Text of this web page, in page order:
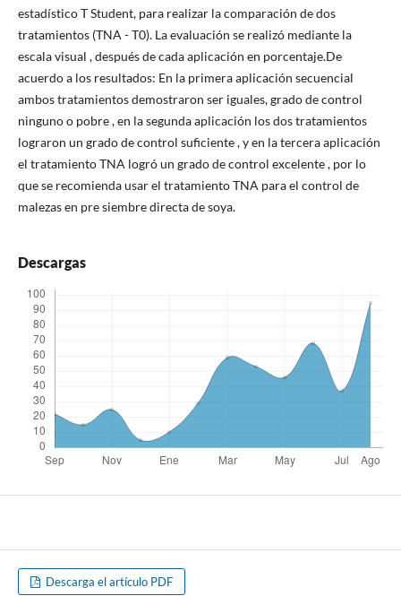
estadístico T Student, para realizar la comparación de dos
tratamientos (TNA - T0). La evaluación se realizó mediante la
escala visual , después de cada aplicación en porcentaje.De
acuerdo a los resultados: En la primera aplicación secuencial
ambos tratamientos demostraron ser iguales, grado de control
ninguno o pobre , en la segunda aplicación los dos tratamientos
lograron un grado de control suficiente , y en la tercera aplicación
el tratamiento TNA logró un grado de control excelente , por lo
que se recomienda usar el tratamiento TNA para el control de
malezas en pre siembre directa de soya.
Descargas
Descarga el artículo PDF